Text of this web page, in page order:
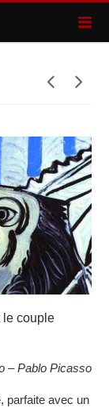
le couple
– Pablo Picasso
parfaite avec un